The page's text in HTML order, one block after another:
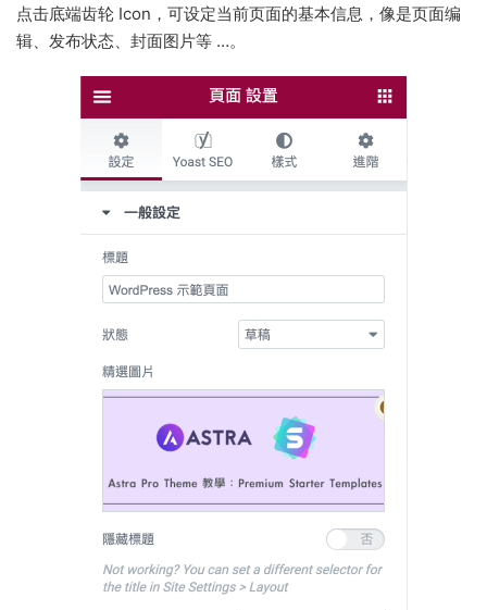
点击底端齿轮 Icon，可设定当前页面的基本信息，像是页面编
辑、发布状态、封面图片等 …。